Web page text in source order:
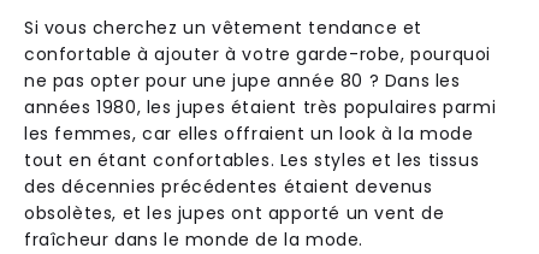
Si vous cherchez un vêtement tendance et
confortable à ajouter à votre garde-robe, pourquoi
ne pas opter pour une jupe année 80 ? Dans les
années 1980, les jupes étaient très populaires parmi
les femmes, car elles offraient un look à la mode
tout en étant confortables. Les styles et les tissus
des décennies précédentes étaient devenus
obsolètes, et les jupes ont apporté un vent de
fraîcheur dans le monde de la mode.